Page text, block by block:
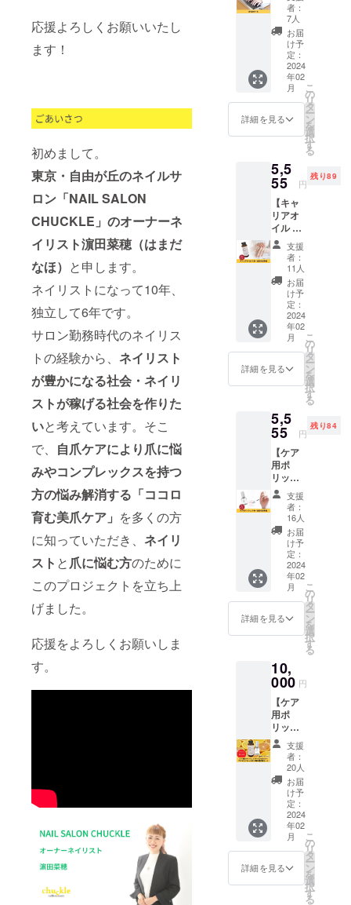
応援よろしくお願いいたし
ます！
初めまして。
東京・自由が丘のネイルサ
ロン「NAIL SALON
CHUCKLE」のオーナーネ
イリスト濵田菜穂（はまだ
なほ） と申します。
ネイリストになって10年、
独立して6年です。
サロン勤務時代のネイリス
トの経験から、 ネイリスト
が豊かになる社会・ネイリ
ストが稼げる社会を作りた
いと考えています。そこ
で、 自爪ケアにより爪に悩
みやコンプレックスを持つ
方の悩み解消する「ココロ
育む美爪ケア」 を多くの方
に知っていただき、 ネイリ
スト と爪に悩む方のために
このプロジェクトを立ち上
げました。
応援をよろしくお願いしま
す。
るように活
動の幅を広
オー
ナーの
濵田よ
り、感
謝の想
いを込
めたお
礼の
メール
をお送
りしま
ご支援
欄の、
右横に
「上乗
せ支援
で応
援」も
ぜひご
支援い
ただけ
ると、
活動の
励みに
なりま
す。
者：
7人
お届
け予
定：
2024
年02
月
詳細を見る
こ
の
リ
タ
ー
ン
を
選
択
す
る
5,5
55 円
残り89
【キャ
リアオ
イル 1
本+お礼
のお手
紙】 当
店で使
用して
いるオ
リジナ
ルの
キャリ
アオイ
ル「C
original
oil」を1
お礼の
お手紙
をお送
りしま
す。 ＜
キャリ
アオイ
ル成分
表示＞
商品
名：C
original
oil 成
分：
アーモ
ンド油
容量：
封後1年
使用方
法：爪
または
カサつ
く部分
に適量
をお使
いくだ
さい 保
管方
法：直
射日光
を避
け、冷
暗所で
保管く
支援
者：
11人
お届
け予
定：
2024
年02
月
詳細を見る
こ
の
リ
タ
ー
ン
を
選
択
す
る
5,5
55 円
残り84
【ケア
用ポ
リッ
シュ 1
本+お礼
のお手
紙】 当
店で使
用して
いるオ
リジナ
ルのケ
ア用ポ
リッ
シュ「C
original
polish
〜care
line〜」
を1本
と、お
礼のお
手紙を
お送り
しま
す。 ＜
ケア用
ポリッ
シュ成
分表示
＞ 商品
名：C
original
支援
者：
16人
お届
け予
定：
2024
年02
月
詳細を見る
こ
の
リ
タ
ー
ン
を
選
択
す
る
10,
000 円
【ケア
用ポ
リッ
シュ
+キャリ
アオイ
ル+アロ
マオイ
ル(オレ
ジ)+小
分け用
の遮光
瓶セッ
ト】 お
家で簡
支援
者：
20人
お届
け予
定：
2024
年02
月
詳細を見る
こ
の
リ
タ
ー
ン
を
選
択
す
る